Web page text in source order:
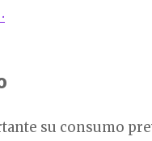
su consumo